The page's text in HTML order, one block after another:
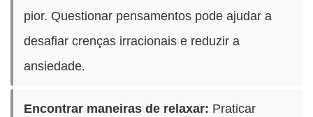
pior. Questionar pensamentos pode ajudar a
desafiar crenças irracionais e reduzir a
ansiedade.
Encontrar maneiras de relaxar: Praticar